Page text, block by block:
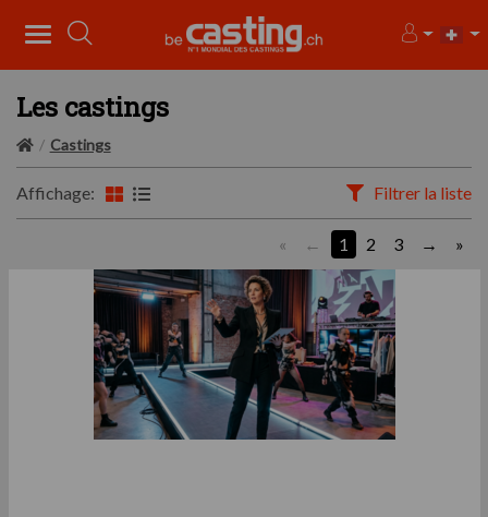
Les castings
Castings
Affichage: Filtrer la liste
« 1 2 3 »